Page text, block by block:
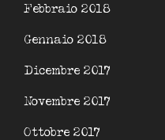
Febbraio 2018
Gennaio 2018
Dicembre 2017
Novembre 2017
Ottobre 2017